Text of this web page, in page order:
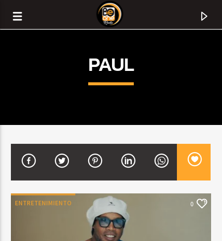
TITLE
PAUL
ENTRETENIMIENTO 0